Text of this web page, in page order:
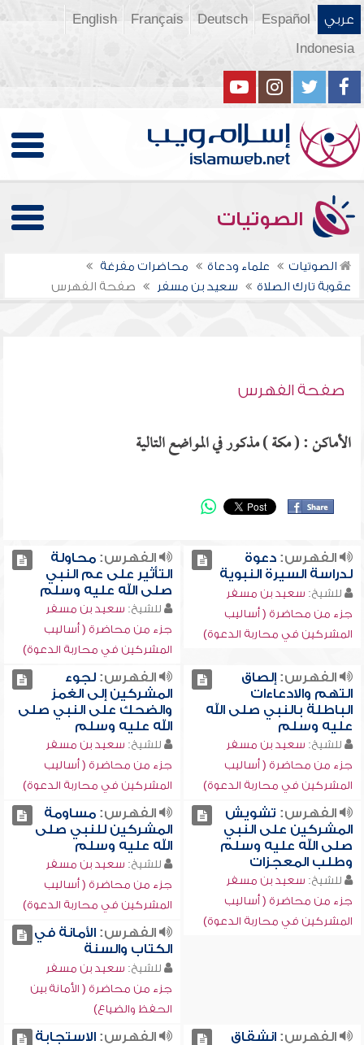
عربي Español
Deutsch
Français
English
Indonesia
الصوتيات
الصوتيات علماء ودعاة
محاضرات مفرغة
عقوبة تارك الصلاة
سعيد بن مسفر صفحة الفهرس
صفحة الفهرس
الأماكن : ( مكة ) مذكور في المواضع التالية
الفهرس:دعوة
لدراسة السيرة النبوية
للشيخ: سعيد بن مسفر
جزء من محاضرة ( أساليب
المشركين في محاربة الدعوة)
الفهرس:محاولة
التأثير على عم النبي
صلى الله عليه وسلم
للشيخ: سعيد بن مسفر
جزء من محاضرة ( أساليب
المشركين في محاربة الدعوة)
الفهرس:إلصاق
التهم والادعاءات
الباطلة بالنبي صلى الله
عليه وسلم
للشيخ: سعيد بن مسفر
جزء من محاضرة ( أساليب
المشركين في محاربة الدعوة)
الفهرس:لجوء
المشركين إلى الغمز
والضحك على النبي صلى
الله عليه وسلم
للشيخ: سعيد بن مسفر
جزء من محاضرة ( أساليب
المشركين في محاربة الدعوة)
الفهرس: تشويش
المشركين على النبي
صلى الله عليه وسلم
وطلب المعجزات
للشيخ: سعيد بن مسفر
جزء من محاضرة ( أساليب
المشركين في محاربة الدعوة)
الفهرس:مساومة
المشركين للنبي صلى
الله عليه وسلم
للشيخ: سعيد بن مسفر
جزء من محاضرة ( أساليب
المشركين في محاربة الدعوة)
الفهرس:الأمانة في
الكتاب والسنة
للشيخ: سعيد بن مسفر
جزء من محاضرة ( الأمانة بين
الحفظ والضياع)
الفهرس:انشقاق
الفهرس:الاستجابة